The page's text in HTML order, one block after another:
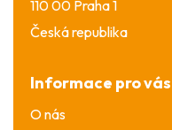
110 00 Praha 1
Česká republika
Informace pro vás
O nás